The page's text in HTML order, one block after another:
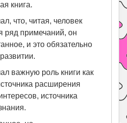
книга.
что, читая, человек
ряд примечаний, он
и это обязательно
важную роль книги как
расширения
источника